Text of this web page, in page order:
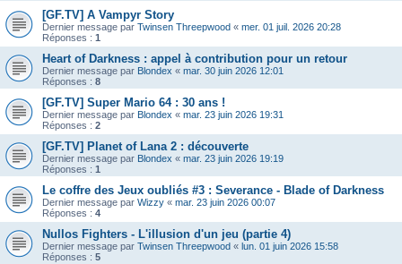
[GF.TV] A Vampyr Story
Dernier message par Twinsen Threepwood « mer. 01 juil. 2026 20:28
Réponses : 1
Heart of Darkness : appel à contribution pour un retour
Dernier message par Blondex « mar. 30 juin 2026 12:01
Réponses : 8
[GF.TV] Super Mario 64 : 30 ans !
Dernier message par Blondex « mar. 23 juin 2026 19:31
Réponses : 2
[GF.TV] Planet of Lana 2 : découverte
Dernier message par Blondex « mar. 23 juin 2026 19:19
Réponses : 1
Le coffre des Jeux oubliés #3 : Severance - Blade of Darkness
Dernier message par Wizzy « mar. 23 juin 2026 00:07
Réponses : 4
Nullos Fighters - L'illusion d'un jeu (partie 4)
Dernier message par Twinsen Threepwood « lun. 01 juin 2026 15:58
Réponses : 5